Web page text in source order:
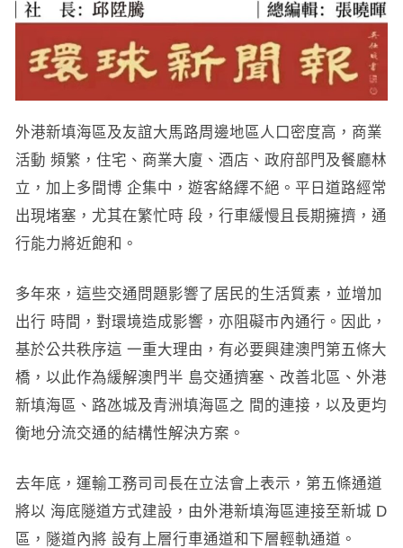
外港新填海區及友誼大馬路周邊地區人口密度高，商業
活動 頻繁，住宅、商業大廈、酒店、政府部門及餐廳林
立，加上多間博 企集中，遊客絡繹不絕。平日道路經常
出現堵塞，尤其在繁忙時 段，行車緩慢且長期擁擠，通
行能力將近飽和。
多年來，這些交通問題影響了居民的生活質素，並增加
出行 時間，對環境造成影響，亦阻礙市內通行。因此，
基於公共秩序這 一重大理由，有必要興建澳門第五條大
橋，以此作為緩解澳門半 島交通擠塞、改善北區、外港
新填海區、路氹城及青洲填海區之 間的連接，以及更均
衡地分流交通的結構性解決方案。
去年底，運輸工務司司長在立法會上表示，第五條通道
將以 海底隧道方式建設，由外港新填海區連接至新城 D
區，隧道內將 設有上層行車通道和下層輕軌通道。